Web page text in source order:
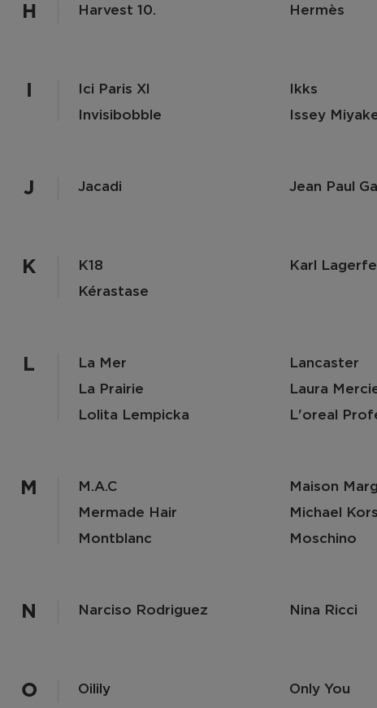
H Harvest 10. Hermès
Ici Paris Xl Ikks
Invisibobble
Issey
J Jacadi Jean Paul
K K18 Karl
Kérastase
L La Mer Lancaster
La Prairie
Laura
Lolita Lempicka
L'oreal
M M.a.c Maison
Mermade Hair
Michael Kors
Montblanc
Moschino
N Narciso Rodriguez Nina Ricci
O Oilily Only You